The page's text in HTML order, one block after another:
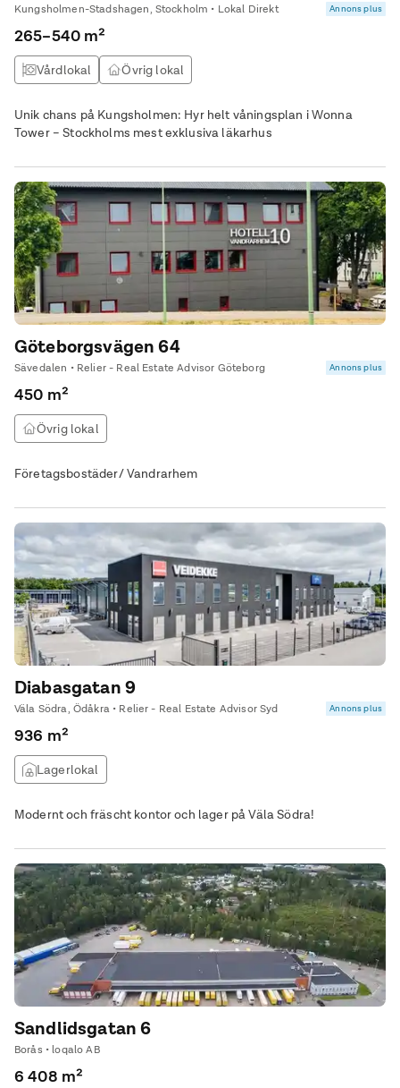
Kungsholmen-Stadshagen, Stockholm • Lokal Direkt Annons plus
265–540 m²
Vårdlokal Övrig lokal
Unik chans på Kungsholmen: Hyr helt våningsplan i Wonna
Tower – Stockholms mest exklusiva läkarhus
Göteborgsvägen 64
Sävedalen • Relier - Real Estate Advisor Göteborg Annons plus
450 m²
Övrig lokal
Företagsbostäder/ Vandrarhem
Diabasgatan 9
Väla Södra, Ödåkra • Relier - Real Estate Advisor Syd Annons plus
936 m²
Lagerlokal
Modernt och fräscht kontor och lager på Väla Södra!
Sandlidsgatan 6
Borås • loqalo AB
6 408 m²